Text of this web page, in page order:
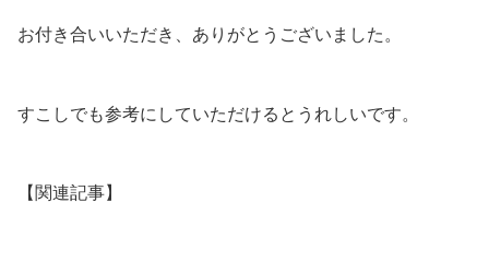
お付き合いいただき、ありがとうございました。
すこしでも参考にしていただけるとうれしいです。
【関連記事】